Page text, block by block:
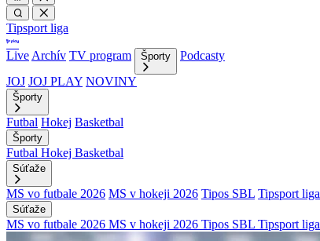
Tipsport liga
Live Archív TV program Športy
Podcasty
JOJ JOJ PLAY NOVINY
Športy
Futbal Hokej Basketbal
Športy
Futbal Hokej Basketbal
Súťaže
MS vo futbale 2026 MS v hokeji 2026 Tipos SBL Tipsport liga
Súťaže
MS vo futbale 2026 MS v hokeji 2026 Tipos SBL Tipsport liga